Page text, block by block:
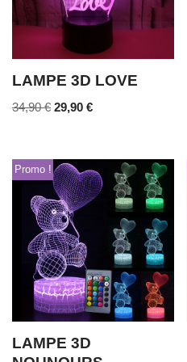
LAMPE 3D LOVE
34,90€ 29,90 €
Promo !
LAMPE 3D